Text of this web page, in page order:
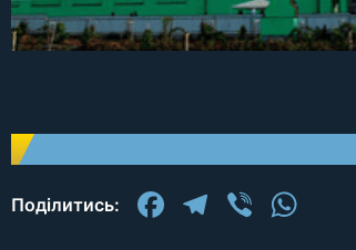
Поділитись: Facebook
Telegram
Viber